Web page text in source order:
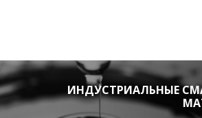
ИНДУСТРИАЛЬНЫЕ